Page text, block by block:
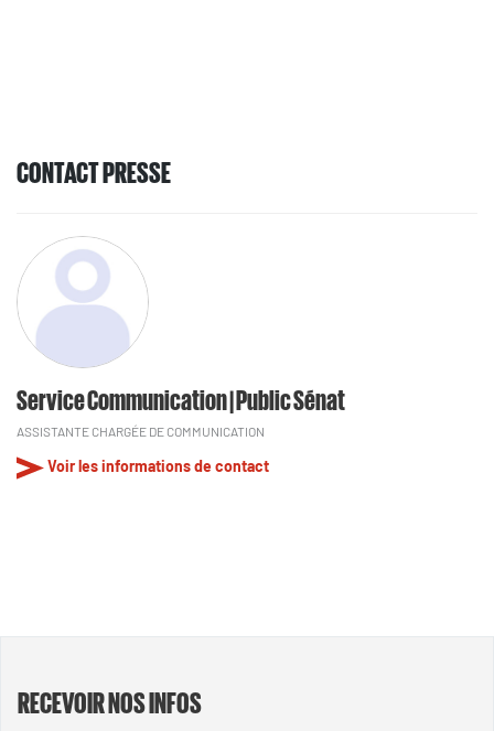
CONTACT PRESSE
Service Communication | Public Sénat
ASSISTANTE CHARGÉE DE COMMUNICATION
Voir les informations de contact
RECEVOIR NOS INFOS